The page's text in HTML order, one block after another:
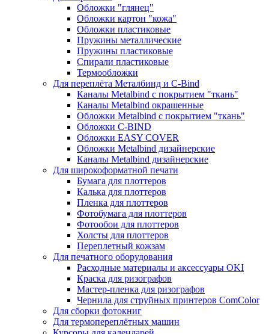
Обложки "глянец"
Обложки картон "кожа"
Обложки пластиковые
Пружины металлические
Пружины пластиковые
Спирали пластиковые
Термообложки
Для переплёта Металбинд и C-Bind
Каналы Metalbind с покрытием "ткань"
Каналы Metalbind окрашенные
Обложки Metalbind с покрытием "ткань"
Обложки C-BIND
Обложки EASY COVER
Обложки Metalbind дизайнерские
Каналы Metalbind дизайнерские
Для широкоформатной печати
Бумага для плоттеров
Калька для плоттеров
Пленка для плоттеров
Фотобумага для плоттеров
Фотообои для плоттеров
Холсты для плоттеров
Переплетный кожзам
Для печатного оборудования
Расходные материалы и аксессуары OKI
Краска для ризографов
Мастер-пленка для ризографов
Чернила для струйных принтеров ComColor
Для сборки фотокниг
Для термопереплётных машин